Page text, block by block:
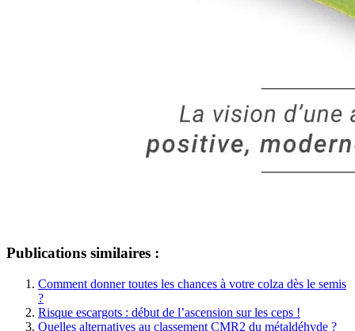
Publications similaires :
Comment donner toutes les chances à votre colza dès le semis
?
Risque escargots : début de l’ascension sur les ceps !
Quelles alternatives au classement CMR2 du métaldéhyde ?